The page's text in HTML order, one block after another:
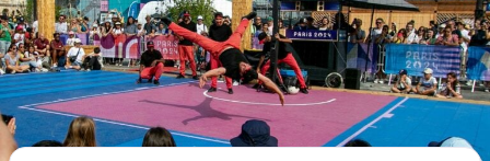
FUTEBOL NACIONAL
FUTEBOL INTERNACIONAL
COMO APOSTAR